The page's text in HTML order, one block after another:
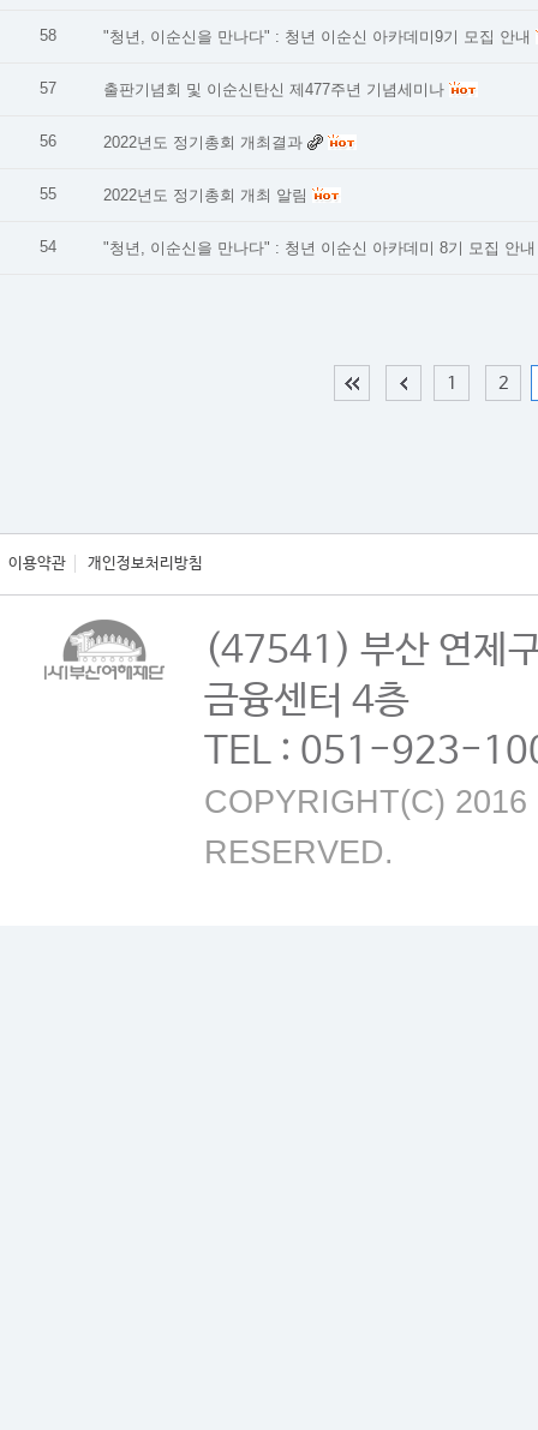
58 "청년, 이순신을 만나다" : 청년 이순신 아카데미9기 모집 안내
57 출판기념회 및 이순신탄신 제477주년 기념세미나
56 2022년도 정기총회 개최결과
55 2022년도 정기총회 개최 알림
54 "청년, 이순신을 만나다" : 청년 이순신 아카데미 8기 모집 안내
1 2
이용약관 개인정보처리방침
(47541) 부산 연제
금융센터 4층
TEL : 051-923-
COPYRIGHT(C)
RESERVED.